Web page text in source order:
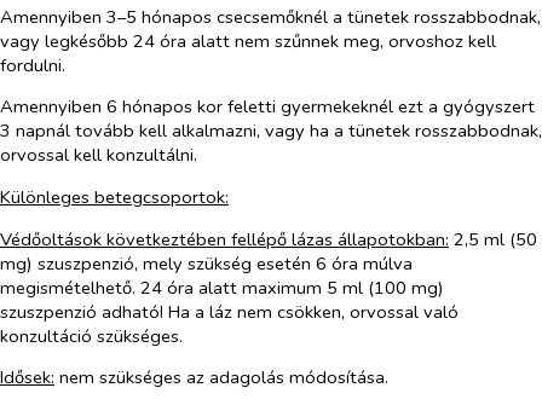
Amennyiben 3–5 hónapos csecsemőknél a tünetek rosszabbodnak,
vagy legkésőbb 24 óra alatt nem szűnnek meg, orvoshoz kell
fordulni.
Amennyiben 6 hónapos kor feletti gyermekeknél ezt a gyógyszert
3 napnál tovább kell alkalmazni, vagy ha a tünetek rosszabbodnak,
orvossal kell konzultálni.
Különleges betegcsoportok:
Védőoltások következtében fellépő lázas állapotokban: 2,5 ml (50
mg) szuszpenzió, mely szükség esetén 6 óra múlva
megismételhető. 24 óra alatt maximum 5 ml (100 mg)
szuszpenzió adható! Ha a láz nem csökken, orvossal való
konzultáció szükséges.
Idősek: nem szükséges az adagolás módosítása.